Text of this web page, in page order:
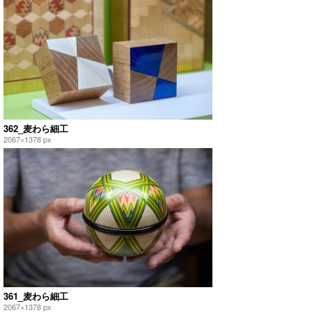
362_麦わら細工
2067×1378 px
361_麦わら細工
2067×1378 px